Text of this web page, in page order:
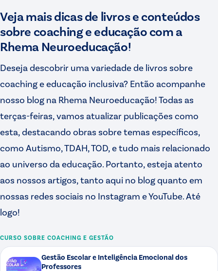
Veja mais dicas de livros e conteúdos
sobre coaching e educação com a
Rhema Neuroeducação!
Deseja descobrir uma variedade de livros sobre
coaching e educação inclusiva? Então acompanhe
nosso blog na Rhema Neuroeducação! Todas as
terças-feiras, vamos atualizar publicações como
esta, destacando obras sobre temas específicos,
como Autismo, TDAH, TOD, e tudo mais relacionado
ao universo da educação. Portanto, esteja atento
aos nossos artigos, tanto aqui no blog quanto em
nossas redes sociais no Instagram e YouTube. Até
logo!
CURSO SOBRE COACHING E GESTÃO
Gestão Escolar e Inteligência Emocional dos
Professores